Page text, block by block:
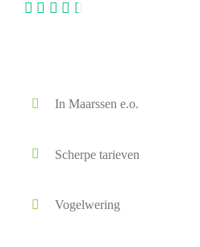
In Maarssen e.o.
Scherpe tarieven
Vogelwering